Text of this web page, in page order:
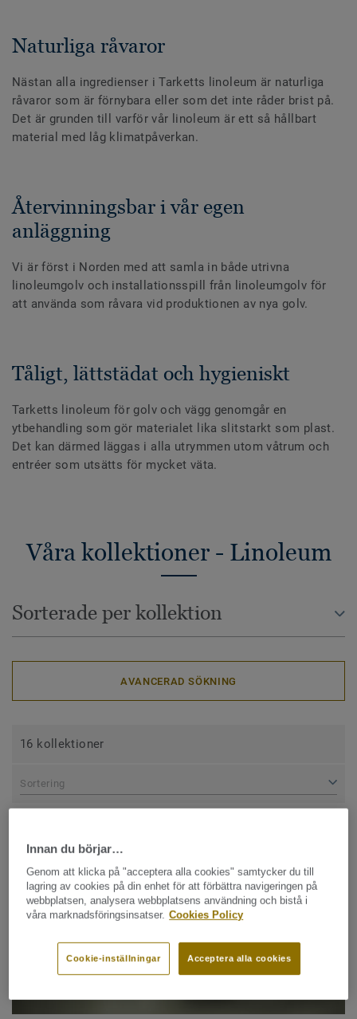
Naturliga råvaror
Nästan alla ingredienser i Tarketts linoleum är naturliga
råvaror som är förnybara eller som det inte råder brist på.
Det är grunden till varför vår linoleum är ett så hållbart
material med låg klimatpåverkan.
Återvinningsbar i vår egen
anläggning
Vi är först i Norden med att samla in både utrivna
linoleumgolv och installationsspill från linoleumgolv för
att använda som råvara vid produktionen av nya golv.
Tåligt, lättstädat och hygieniskt
Tarketts linoleum för golv och vägg genomgår en
ytbehandling som gör materialet lika slitstarkt som plast.
Det kan därmed läggas i alla utrymmen utom våtrum och
entréer som utsätts för mycket väta.
Våra kollektioner - Linoleum
Sorterade per kollektion
AVANCERAD SÖKNING
16 kollektioner
Sortering
Innan du börjar…
Genom att klicka på "acceptera alla cookies" samtycker du till
lagring av cookies på din enhet för att förbättra navigeringen på
webbplatsen, analysera webbplatsens användning och bistå i
våra marknadsföringsinsatser. Cookies Policy
Acceptera alla cookies
Cookie-inställningar